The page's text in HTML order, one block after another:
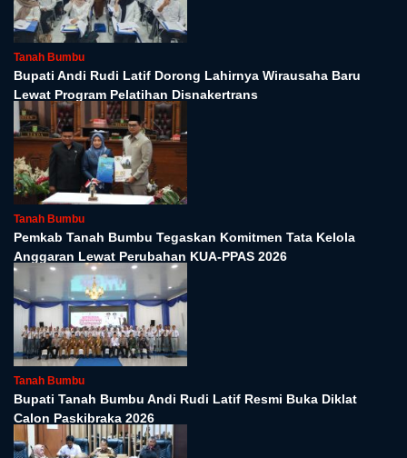
Tanah Bumbu
Bupati Andi Rudi Latif Dorong Lahirnya Wirausaha Baru
Lewat Program Pelatihan Disnakertrans
Tanah Bumbu
Pemkab Tanah Bumbu Tegaskan Komitmen Tata Kelola
Anggaran Lewat Perubahan KUA-PPAS 2026
Tanah Bumbu
Bupati Tanah Bumbu Andi Rudi Latif Resmi Buka Diklat
Calon Paskibraka 2026